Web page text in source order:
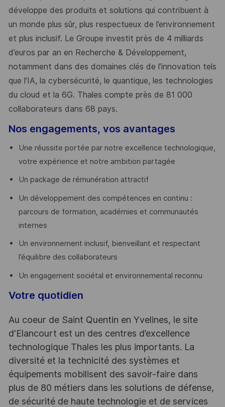
développe des produits et solutions qui contribuent à
un monde plus sûr, plus respectueux de l’environnement
et plus inclusif. Le Groupe investit près de 4 milliards
d’euros par an en Recherche & Développement,
notamment dans des domaines clés de l’innovation tels
que l’IA, la cybersécurité, le quantique, les technologies
du cloud et la 6G. Thales compte près de 81 000
collaborateurs dans 68 pays.
Nos engagements, vos avantages
Une réussite portée par notre excellence technologique,
votre expérience et notre ambition partagée
Un package de rémunération attractif
Un développement des compétences en continu :
parcours de formation, académies et communautés
internes
Un environnement inclusif, bienveillant et respectant
l’équilibre des collaborateurs
Un engagement sociétal et environnemental reconnu
Votre quotidien
Au coeur de Saint Quentin en Yvelines, le site
d'Elancourt est un des centres d’excellence
technologique Thales les plus importants. La
diversité et la technicité des systèmes et
équipements mobilisent des savoir-faire dans
plus de 80 métiers dans les solutions de défense,
de sécurité de haute technologie et de services